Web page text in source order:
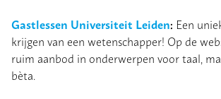
Gastlessen Universiteit Leiden: Een
krijgen van een wetenschapper! Op de
ruim aanbod in onderwerpen voor taal,
bèta.